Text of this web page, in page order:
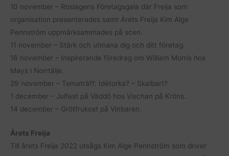
10 november – Roslagens Företagsgala där Freija som
organisation presenterades samt Årets Freija Kim Alge
Pennström uppmärksammades på scen.
11 november – Stärk och utmana dig och ditt företag.
16 november – Inspirerande föredrag om William Morris hos
Mays i Norrtälje.
29 november – Tematräff: Idétorka? – Skalbart?
1 december – Julfest på Väddö hos Vischan på Kröns.
14 december – Grötfrukost på Vinbaren.
Årets Freija
Till årets Freija 2022 utsågs Kim Alge Pennström som driver